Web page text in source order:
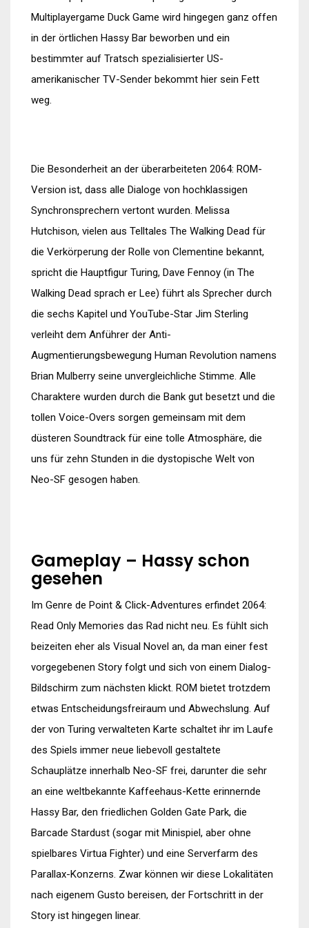
Multiplayergame Duck Game wird hingegen ganz offen
in der örtlichen Hassy Bar beworben und ein
bestimmter auf Tratsch spezialisierter US-
amerikanischer TV-Sender bekommt hier sein Fett
weg.
Die Besonderheit an der überarbeiteten 2064: ROM-
Version ist, dass alle Dialoge von hochklassigen
Synchronsprechern vertont wurden. Melissa
Hutchison, vielen aus Telltales The Walking Dead für
die Verkörperung der Rolle von Clementine bekannt,
spricht die Hauptfigur Turing, Dave Fennoy (in The
Walking Dead sprach er Lee) führt als Sprecher durch
die sechs Kapitel und YouTube-Star Jim Sterling
verleiht dem Anführer der Anti-
Augmentierungsbewegung Human Revolution namens
Brian Mulberry seine unvergleichliche Stimme. Alle
Charaktere wurden durch die Bank gut besetzt und die
tollen Voice-Overs sorgen gemeinsam mit dem
düsteren Soundtrack für eine tolle Atmosphäre, die
uns für zehn Stunden in die dystopische Welt von
Neo-SF gesogen haben.
Gameplay – Hassy schon
gesehen
Im Genre de Point & Click-Adventures erfindet 2064:
Read Only Memories das Rad nicht neu. Es fühlt sich
beizeiten eher als Visual Novel an, da man einer fest
vorgegebenen Story folgt und sich von einem Dialog-
Bildschirm zum nächsten klickt. ROM bietet trotzdem
etwas Entscheidungsfreiraum und Abwechslung. Auf
der von Turing verwalteten Karte schaltet ihr im Laufe
des Spiels immer neue liebevoll gestaltete
Schauplätze innerhalb Neo-SF frei, darunter die sehr
an eine weltbekannte Kaffeehaus-Kette erinnernde
Hassy Bar, den friedlichen Golden Gate Park, die
Barcade Stardust (sogar mit Minispiel, aber ohne
spielbares Virtua Fighter) und eine Serverfarm des
Parallax-Konzerns. Zwar können wir diese Lokalitäten
nach eigenem Gusto bereisen, der Fortschritt in der
Story ist hingegen linear.